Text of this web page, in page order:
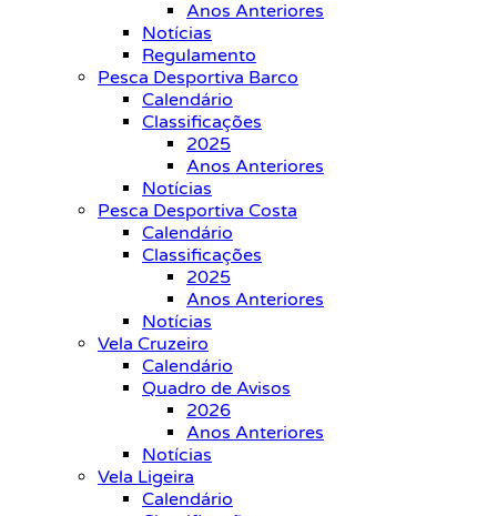
Anos Anteriores
Notícias
Regulamento
Pesca Desportiva Barco
Calendário
Classificações
2025
Anos Anteriores
Notícias
Pesca Desportiva Costa
Calendário
Classificações
2025
Anos Anteriores
Notícias
Vela Cruzeiro
Calendário
Quadro de Avisos
2026
Anos Anteriores
Notícias
Vela Ligeira
Calendário